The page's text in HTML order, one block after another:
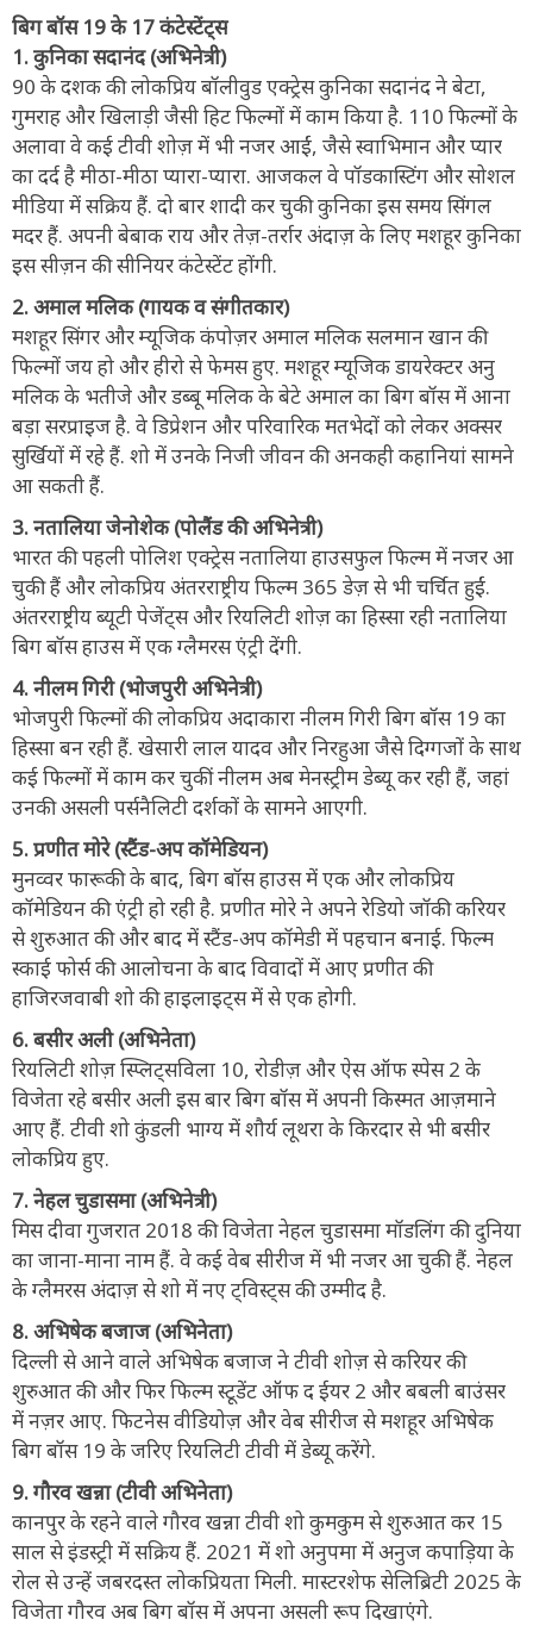
बिग बॉस 19 के 17 कंटेस्टेंट्स
1. कुनिका सदानंद (अभिनेत्री)
90 के दशक की लोकप्रिय बॉलीवुड एक्ट्रेस कुनिका सदानंद ने बेटा,
गुमराह और खिलाड़ी जैसी हिट फिल्मों में काम किया है. 110 फिल्मों के
अलावा वे कई टीवी शोज़ में भी नजर आईं, जैसे स्वाभिमान और प्यार
का दर्द है मीठा-मीठा प्यारा-प्यारा. आजकल वे पॉडकास्टिंग और सोशल
मीडिया में सक्रिय हैं. दो बार शादी कर चुकी कुनिका इस समय सिंगल
मदर हैं. अपनी बेबाक राय और तेज़-तर्रार अंदाज़ के लिए मशहूर कुनिका
इस सीज़न की सीनियर कंटेस्टेंट होंगी.
2. अमाल मलिक (गायक व संगीतकार)
मशहूर सिंगर और म्यूजिक कंपोज़र अमाल मलिक सलमान खान की
फिल्मों जय हो और हीरो से फेमस हुए. मशहूर म्यूजिक डायरेक्टर अनु
मलिक के भतीजे और डब्बू मलिक के बेटे अमाल का बिग बॉस में आना
बड़ा सरप्राइज है. वे डिप्रेशन और परिवारिक मतभेदों को लेकर अक्सर
सुर्खियों में रहे हैं. शो में उनके निजी जीवन की अनकही कहानियां सामने
आ सकती हैं.
3. नतालिया जेनोशेक (पोलैंड की अभिनेत्री)
भारत की पहली पोलिश एक्ट्रेस नतालिया हाउसफुल फिल्म में नजर आ
चुकी हैं और लोकप्रिय अंतरराष्ट्रीय फिल्म 365 डेज़ से भी चर्चित हुईं.
अंतरराष्ट्रीय ब्यूटी पेजेंट्स और रियलिटी शोज़ का हिस्सा रही नतालिया
बिग बॉस हाउस में एक ग्लैमरस एंट्री देंगी.
4. नीलम गिरी (भोजपुरी अभिनेत्री)
भोजपुरी फिल्मों की लोकप्रिय अदाकारा नीलम गिरी बिग बॉस 19 का
हिस्सा बन रही हैं. खेसारी लाल यादव और निरहुआ जैसे दिग्गजों के साथ
कई फिल्मों में काम कर चुकीं नीलम अब मेनस्ट्रीम डेब्यू कर रही हैं, जहां
उनकी असली पर्सनैलिटी दर्शकों के सामने आएगी.
5. प्रणीत मोरे (स्टैंड-अप कॉमेडियन)
मुनव्वर फारूकी के बाद, बिग बॉस हाउस में एक और लोकप्रिय
कॉमेडियन की एंट्री हो रही है. प्रणीत मोरे ने अपने रेडियो जॉकी करियर
से शुरुआत की और बाद में स्टैंड-अप कॉमेडी में पहचान बनाई. फिल्म
स्काई फोर्स की आलोचना के बाद विवादों में आए प्रणीत की
हाजिरजवाबी शो की हाइलाइट्स में से एक होगी.
6. बसीर अली (अभिनेता)
रियलिटी शोज़ स्प्लिट्सविला 10, रोडीज़ और ऐस ऑफ स्पेस 2 के
विजेता रहे बसीर अली इस बार बिग बॉस में अपनी किस्मत आज़माने
आए हैं. टीवी शो कुंडली भाग्य में शौर्य लूथरा के किरदार से भी बसीर
लोकप्रिय हुए.
7. नेहल चुडासमा (अभिनेत्री)
मिस दीवा गुजरात 2018 की विजेता नेहल चुडासमा मॉडलिंग की दुनिया
का जाना-माना नाम हैं. वे कई वेब सीरीज में भी नजर आ चुकी हैं. नेहल
के ग्लैमरस अंदाज़ से शो में नए ट्विस्ट्स की उम्मीद है.
8. अभिषेक बजाज (अभिनेता)
दिल्ली से आने वाले अभिषेक बजाज ने टीवी शोज़ से करियर की
शुरुआत की और फिर फिल्म स्टूडेंट ऑफ द ईयर 2 और बबली बाउंसर
में नज़र आए. फिटनेस वीडियोज़ और वेब सीरीज से मशहूर अभिषेक
बिग बॉस 19 के जरिए रियलिटी टीवी में डेब्यू करेंगे.
9. गौरव खन्ना (टीवी अभिनेता)
कानपुर के रहने वाले गौरव खन्ना टीवी शो कुमकुम से शुरुआत कर 15
साल से इंडस्ट्री में सक्रिय हैं. 2021 में शो अनुपमा में अनुज कपाड़िया के
रोल से उन्हें जबरदस्त लोकप्रियता मिली. मास्टरशेफ सेलिब्रिटी 2025 के
विजेता गौरव अब बिग बॉस में अपना असली रूप दिखाएंगे.